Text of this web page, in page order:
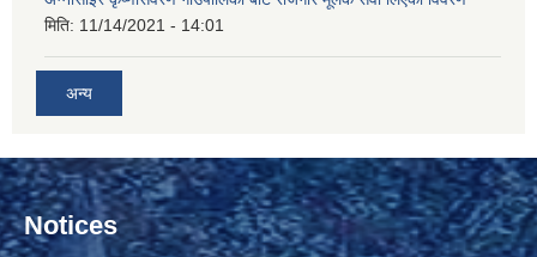
मिति: 11/14/2021 - 14:01
अन्य
Notices